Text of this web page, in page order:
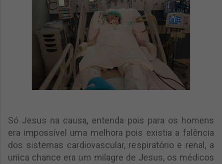
Só Jesus na causa, entenda pois para os homens
era impossível uma melhora pois existia a falência
dos sistemas cardiovascular, respiratório e renal, a
unica chance era um milagre de Jesus, os médicos